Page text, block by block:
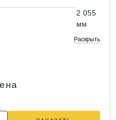
2 055
мм
Раскрыть